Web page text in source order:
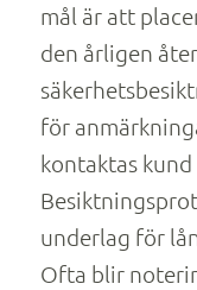
mål är att
den årligen
för
kontaktas
underlag för
Ofta blir